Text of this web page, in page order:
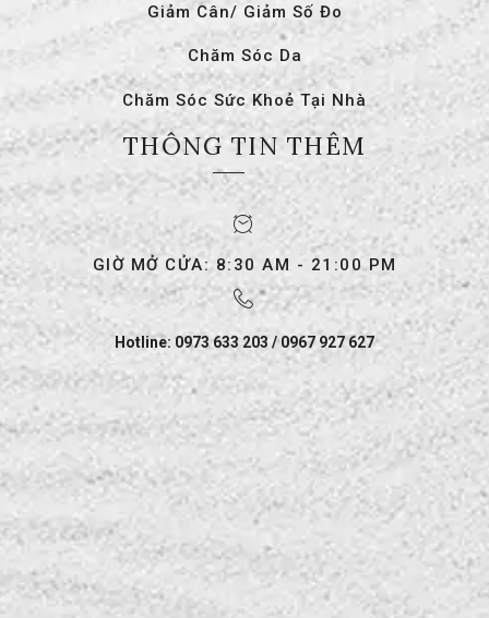
Giảm Cân/ Giảm Số Đo
Chăm Sóc Da
Chăm Sóc Sức Khoẻ Tại Nhà
THÔNG TIN THÊM
GIỜ MỞ CỬA: 8:30 AM - 21:00 PM
Hotline: 0973 633 203 / 0967 927 627